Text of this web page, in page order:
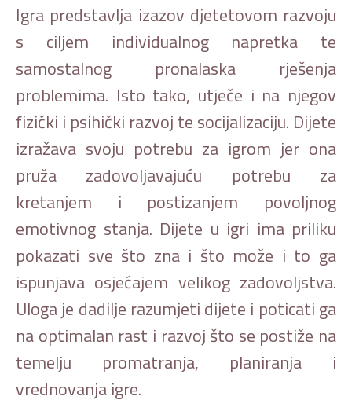
Igra predstavlja izazov djetetovom razvoju
s ciljem individualnog napretka te
samostalnog pronalaska rješenja
problemima. Isto tako, utječe i na njegov
fizički i psihički razvoj te socijalizaciju. Dijete
izražava svoju potrebu za igrom jer ona
pruža zadovoljavajuću potrebu za
kretanjem i postizanjem povoljnog
emotivnog stanja. Dijete u igri ima priliku
pokazati sve što zna i što može i to ga
ispunjava osjećajem velikog zadovoljstva.
Uloga je dadilje razumjeti dijete i poticati ga
na optimalan rast i razvoj što se postiže na
temelju promatranja, planiranja i
vrednovanja igre.